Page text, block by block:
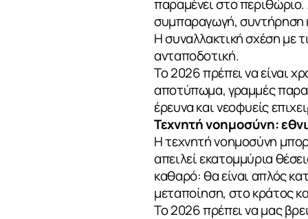
παραμένει στο
συμπαραγωγή, συντήρηση
Η συναλλακτική σχέση με
ανταποδοτική.
Το 2026 πρέπει να είναι
αποτύπωμα, γραμμές
έρευνα και νεοφυείς
Τεχνητή νοημοσύνη:
Η τεχνητή νοημοσύνη
απειλεί εκατομμύρια
καθαρό: θα είναι απλός
μεταποίηση, στο κράτος
Το 2026 πρέπει να μας